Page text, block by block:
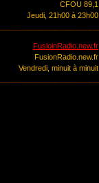
CFOU 89,1
Jeudi, 21h00 à 23h00
FusioinRadio.new.fr
FusionRadio.new.fr
Vendredi, minuit à minuit